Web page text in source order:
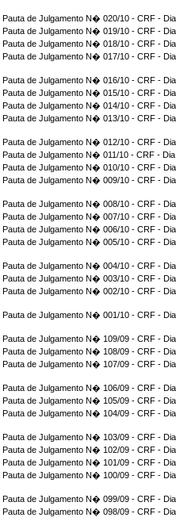
Pauta de Julgamento N� 020/10 - CRF -
Pauta de Julgamento N� 019/10 - CRF -
Pauta de Julgamento N� 018/10 - CRF -
Pauta de Julgamento N� 017/10 - CRF -
Pauta de Julgamento N� 016/10 - CRF -
Pauta de Julgamento N� 015/10 - CRF -
Pauta de Julgamento N� 014/10 - CRF -
Pauta de Julgamento N� 013/10 - CRF -
Pauta de Julgamento N� 012/10 - CRF -
Pauta de Julgamento N� 011/10 - CRF -
Pauta de Julgamento N� 010/10 - CRF -
Pauta de Julgamento N� 009/10 - CRF -
Pauta de Julgamento N� 008/10 - CRF -
Pauta de Julgamento N� 007/10 - CRF -
Pauta de Julgamento N� 006/10 - CRF -
Pauta de Julgamento N� 005/10 - CRF -
Pauta de Julgamento N� 004/10 - CRF -
Pauta de Julgamento N� 003/10 - CRF -
Pauta de Julgamento N� 002/10 - CRF -
Pauta de Julgamento N� 001/10 - CRF -
Pauta de Julgamento N� 109/09 - CRF -
Pauta de Julgamento N� 108/09 - CRF -
Pauta de Julgamento N� 107/09 - CRF -
Pauta de Julgamento N� 106/09 - CRF -
Pauta de Julgamento N� 105/09 - CRF -
Pauta de Julgamento N� 104/09 - CRF -
Pauta de Julgamento N� 103/09 - CRF -
Pauta de Julgamento N� 102/09 - CRF -
Pauta de Julgamento N� 101/09 - CRF -
Pauta de Julgamento N� 100/09 - CRF -
Pauta de Julgamento N� 099/09 - CRF -
Pauta de Julgamento N� 098/09 - CRF -